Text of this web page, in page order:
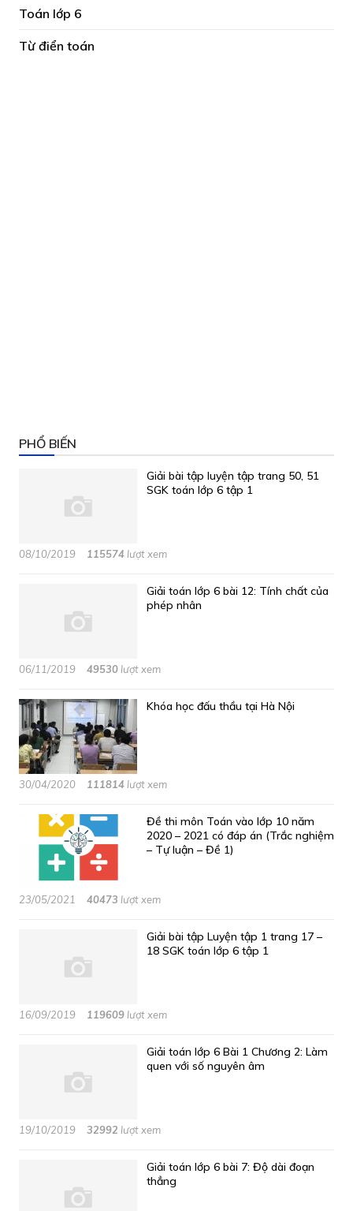
Toán lớp 6
Từ điển toán
PHỔ BIẾN
Giải bài tập luyện tập trang 50, 51
SGK toán lớp 6 tập 1
08/10/2019 115574 lượt xem
Giải toán lớp 6 bài 12: Tính chất của
phép nhân
06/11/2019 49530 lượt xem
Khóa học đấu thầu tại Hà Nội
30/04/2020 111814 lượt xem
Đề thi môn Toán vào lớp 10 năm
2020 – 2021 có đáp án (Trắc nghiệm
– Tự luận – Đề 1)
23/05/2021 40473 lượt xem
Giải bài tập Luyện tập 1 trang 17 –
18 SGK toán lớp 6 tập 1
16/09/2019 119609 lượt xem
Giải toán lớp 6 Bài 1 Chương 2: Làm
quen với số nguyên âm
19/10/2019 32992 lượt xem
Giải toán lớp 6 bài 7: Độ dài đoạn
thẳng